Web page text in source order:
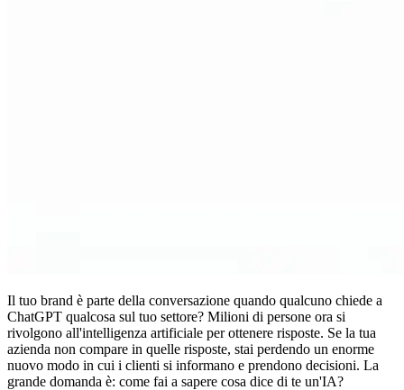
Il tuo brand è parte della conversazione quando qualcuno chiede a
ChatGPT qualcosa sul tuo settore? Milioni di persone ora si
rivolgono all'intelligenza artificiale per ottenere risposte. Se la tua
azienda non compare in quelle risposte, stai perdendo un enorme
nuovo modo in cui i clienti si informano e prendono decisioni. La
grande domanda è: come fai a sapere cosa dice di te un'IA?